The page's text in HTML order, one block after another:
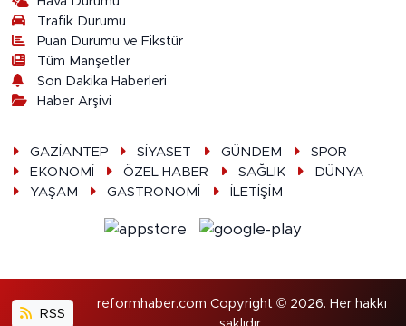
Trafik Durumu
Puan Durumu ve Fikstür
Tüm Manşetler
Son Dakika Haberleri
Haber Arşivi
GAZİANTEP SİYASET GÜNDEM
SPOR
EKONOMİ
ÖZEL HABER SAĞLIK
DÜNYA
YAŞAM
GASTRONOMİ İLETİŞİM
RSS
reformhaber.com Copyright © 2026. Her hakkı